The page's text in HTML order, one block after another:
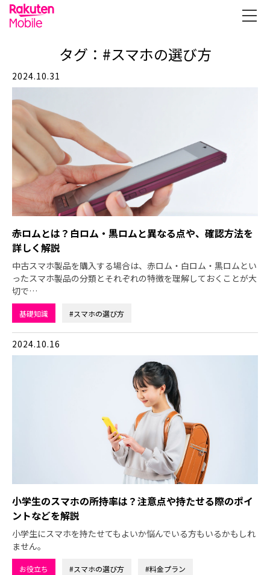
タグ：#スマホの選び方
2024.10.31
赤ロムとは？白ロム・黒ロムと異なる点や、確認方法を
詳しく解説
中古スマホ製品を購入する場合は、赤ロム・白ロム・黒ロムとい
ったスマホ製品の分類とそれぞれの特徴を理解しておくことが大
切で…
基礎知識 #スマホの選び方
2024.10.16
小学生のスマホの所持率は？注意点や持たせる際のポイ
ントなどを解説
小学生にスマホを持たせてもよいか悩んでいる方もいるかもしれ
ません。
お役立ち #スマホの選び方 #料金プラン